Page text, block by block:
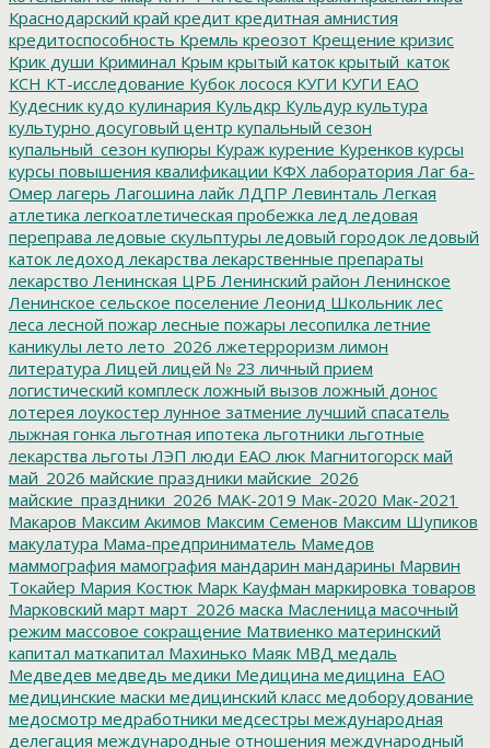
Краснодарский край кредит кредитная амнистия
кредитоспособность Кремль креозот Крещение кризис
Крик души Криминал Крым крытый каток крытый_каток
КСН КТ-исследование Кубок лосося КУГИ КУГИ ЕАО
Кудесник кудо кулинария Кульдкр Кульдур культура
культурно досуговый центр купальный сезон
купальный_сезон купюры Кураж курение Куренков курсы
курсы повышения квалификации КФХ лаборатория Лаг ба-
Омер лагерь Лагошина лайк ЛДПР Левинталь Легкая
атлетика легкоатлетическая пробежка лед ледовая
переправа ледовые скульптуры ледовый городок ледовый
каток ледоход лекарства лекарственные препараты
лекарство Ленинская ЦРБ Ленинский район Ленинское
Ленинское сельское поселение Леонид Школьник лес
леса лесной пожар лесные пожары лесопилка летние
каникулы лето лето_2026 лжетерроризм лимон
литература Лицей лицей № 23 личный прием
логистический комплеск ложный вызов ложный донос
лотерея лоукостер лунное затмение лучший спасатель
лыжная гонка льготная ипотека льготники льготные
лекарства льготы ЛЭП люди ЕАО люк Магнитогорск май
май_2026 майские праздники майские_2026
майские_праздники_2026 МАК-2019 Мак-2020 Мак-2021
Макаров Максим Акимов Максим Семенов Максим Шупиков
макулатура Мама-предприниматель Мамедов
маммография мамография мандарин мандарины Марвин
Токайер Мария Костюк Марк Кауфман маркировка товаров
Марковский март март_2026 маска Масленица масочный
режим массовое сокращение Матвиенко материнский
капитал маткапитал Махинько Маяк МВД медаль
Медведев медведь медики Медицина медицина_ЕАО
медицинские маски медицинский класс медоборудование
медосмотр медработники медсестры международная
делегация международные отношения международный